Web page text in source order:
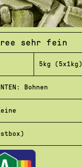
sehr fein
5kg (5x1kg)
Bohnen